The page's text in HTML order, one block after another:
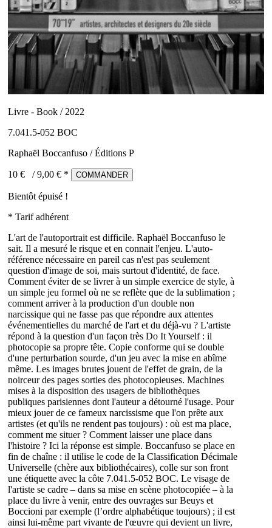
Livre - Book / 2022
7.041.5-052 BOC
Raphaël Boccanfuso / Éditions P
10 € /9,00 € * COMMANDER
Bientôt épuisé !
* Tarif adhérent
L'art de l'autoportrait est difficile. Raphaël Boccanfuso le
sait. Il a mesuré le risque et en connait l'enjeu. L'auto-
référence nécessaire en pareil cas n'est pas seulement
question d'image de soi, mais surtout d'identité, de face.
Comment éviter de se livrer à un simple exercice de style, à
un simple jeu formel où ne se reflète que de la sublimation ;
comment arriver à la production d'un double non
narcissique qui ne fasse pas que répondre aux attentes
événementielles du marché de l'art et du déjà-vu ? L'artiste
répond à la question d'un façon très Do It Yourself : il
photocopie sa propre tête. Copie conforme qui se double
d'une perturbation sourde, d'un jeu avec la mise en abîme
même. Les images brutes jouent de l'effet de grain, de la
noirceur des pages sorties des photocopieuses. Machines
mises à la disposition des usagers de bibliothèques
publiques parisiennes dont l'auteur a détourné l'usage. Pour
mieux jouer de ce fameux narcissisme que l'on prête aux
artistes (et qu'ils ne rendent pas toujours) : où est ma place,
comment me situer ? Comment laisser une place dans
l'histoire ? Ici la réponse est simple. Boccanfuso se place en
fin de chaîne : il utilise le code de la Classification Décimale
Universelle (chère aux bibliothécaires), colle sur son front
une étiquette avec la côte 7.041.5-052 BOC. Le visage de
l'artiste se cadre – dans sa mise en scène photocopiée – à la
place du livre à venir, entre des ouvrages sur Beuys et
Boccioni par exemple (l’ordre alphabétique toujours) ; il est
ainsi lui-même part vivante de l'œuvre qui devient un livre,